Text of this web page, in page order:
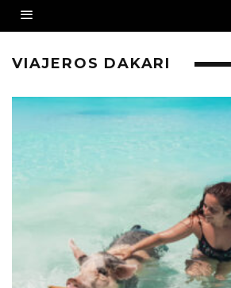
VIAJEROS DAKARI